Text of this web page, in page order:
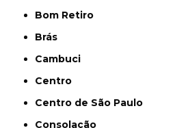
Bom Retiro
Brás
Cambuci
Centro
Centro de São Paulo
Consolação